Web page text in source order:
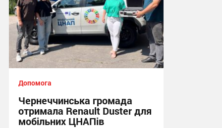
Допомога
Чернеччинська громада
отримала Renault Duster для
мобільних ЦНАПів